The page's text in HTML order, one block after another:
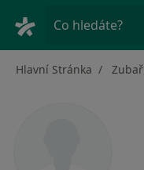
Co hledáte?
Hlavní Stránka Zubař